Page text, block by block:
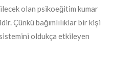
olan psikoeğitim kumar
Çünkü bağımlılıklar bir kişi
oldukça etkileyen